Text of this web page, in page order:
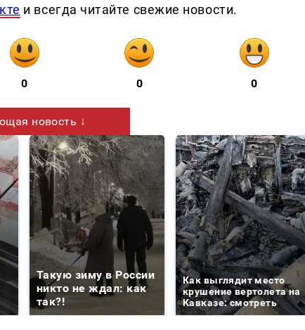
и всегда читайте свежие новости.
0 0 0
новость ↓
Такую зиму в России
никто не ждал: как
так?!
Как выглядит место
крушение вертолета на
Кавказе: смотреть